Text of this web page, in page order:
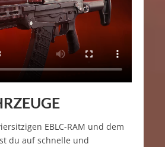
EBLC-RAM und dem
du auf schnelle und